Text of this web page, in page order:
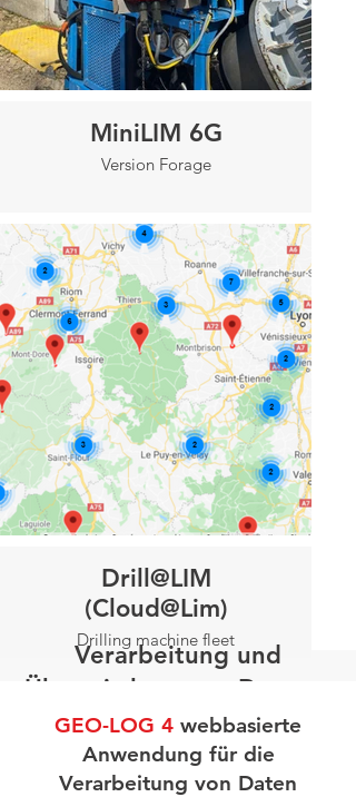
MiniLIM 6G
Version Forage
Drill@LIM
(Cloud@Lim)
Drilling machine fleet
management.
Verarbeitung und
Übermittlung von Daten :
Cloud@LIM
GEO-LOG 4 webbasierte
Anwendung für die
Verarbeitung von Daten